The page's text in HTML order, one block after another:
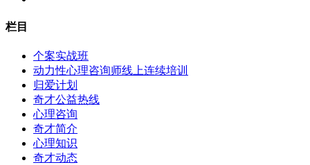
栏目
个案实战班
动力性心理咨询师线上连续培训
归爱计划
奇才公益热线
心理咨询
奇才简介
心理知识
奇才动态